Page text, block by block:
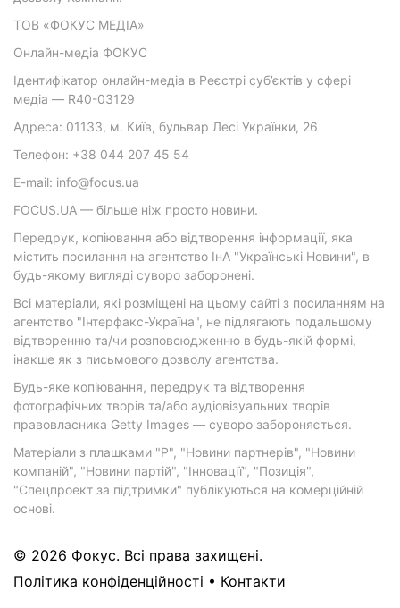
ТОВ «ФОКУС МЕДІА»
Онлайн-медіа ФОКУС
Ідентифікатор онлайн-медіа в Реєстрі суб’єктів у сфері
медіа — R40-03129
Адреса: 01133, м. Київ, бульвар Лесі Українки, 26
Телефон: +38 044 207 45 54
E-mail: info@focus.ua
FOCUS.UA — більше ніж просто новини.
Передрук, копіювання або відтворення інформації, яка
містить посилання на агентство ІнА "Українські Новини", в
будь-якому вигляді суворо заборонені.
Всі матеріали, які розміщені на цьому сайті з посиланням на
агентство "Інтерфакс-Україна", не підлягають подальшому
відтворенню та/чи розповсюдженню в будь-якій формі,
інакше як з письмового дозволу агентства.
Будь-яке копіювання, передрук та відтворення
фотографічних творів та/або аудіовізуальних творів
правовласника Getty Images — суворо забороняється.
Матеріали з плашками "Р", "Новини партнерів", "Новини
компаній", "Новини партій", "Інновації", "Позиція",
"Спецпроект за підтримки" публікуються на комерційній
основі.
© 2026 Фокус. Всі права захищені.
Політика конфіденційності • Контакти